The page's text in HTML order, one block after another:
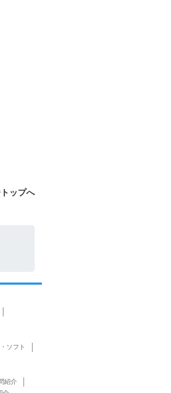
ップへ
ソフト
紹介